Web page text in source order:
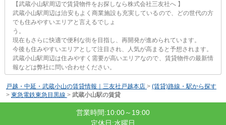
【武蔵小山駅周辺で賃貸物件をお探しなら株式会社三友社へ 】
武蔵小山駅周辺は治安もよく商業施設も充実しているので、どの世代の方
でも住みやすいエリアと言えるでしょ
う。
現在もさらに快適で便利な街を目指し、再開発が進められています。
今後も住みやすいエリアとして注目され、人気が高まると予想されます。
武蔵小山駅周辺は住みやすく需要が高いエリアなので、賃貸物件の最新情
報などは弊社に問い合わせください。
戸越・中延・武蔵小山の賃貸情報｜三友社戸越本店 > (賃貸)路線・駅から探す
> 東急電鉄東急目黒線 > 武蔵小山駅の賃貸
営業時間:10:00～19:00
定休日:水曜日